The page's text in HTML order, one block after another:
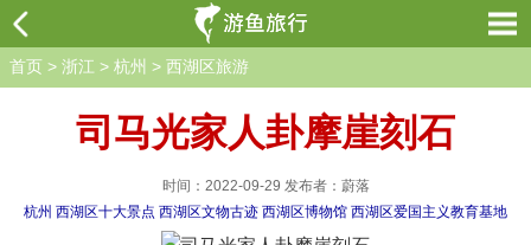
首页 > 浙江 > 杭州 > 西湖区旅游
司马光家人卦摩崖刻石
时间：2022-09-29 发布者：蔚落
杭州 西湖区十大景点 西湖区文物古迹 西湖区博物馆 西湖区爱国主义教育基地